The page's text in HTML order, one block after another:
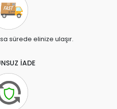
sürede elinize ulaşır.
İADE